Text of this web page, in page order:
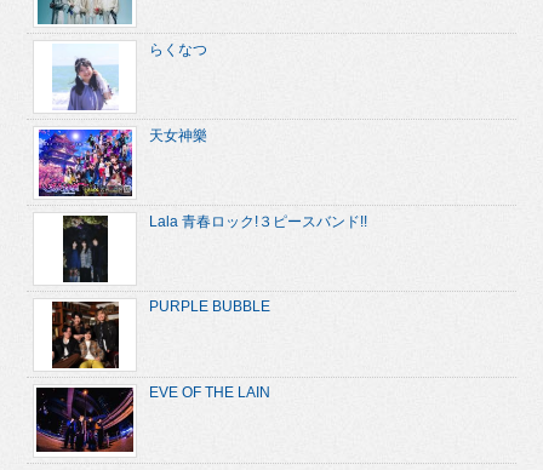
らくなつ
天女神樂
Lala 青春ロック!３ピースバンド!!
PURPLE BUBBLE
EVE OF THE LAIN